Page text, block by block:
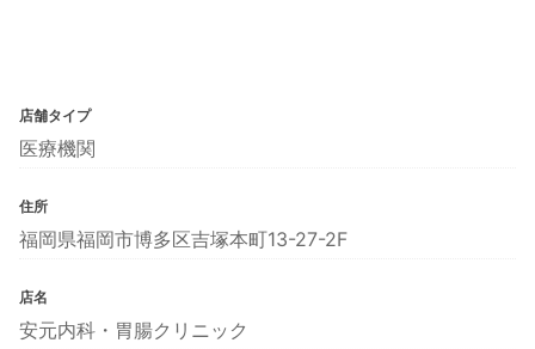
店舗タイプ
医療機関
住所
福岡県福岡市博多区吉塚本町13-27-2F
店名
安元内科・胃腸クリニック